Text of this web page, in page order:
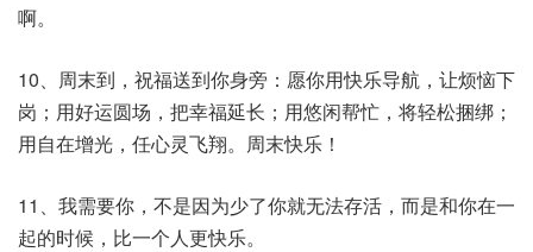
啊。
10、周末到，祝福送到你身旁：愿你用快乐导航，让烦恼下
岗；用好运圆场，把幸福延长；用悠闲帮忙，将轻松捆绑；
用自在增光，任心灵飞翔。周末快乐！
11、我需要你，不是因为少了你就无法存活，而是和你在一
起的时候，比一个人更快乐。